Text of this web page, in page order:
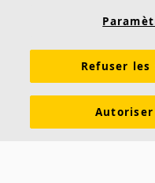
Connaissances
Refuser